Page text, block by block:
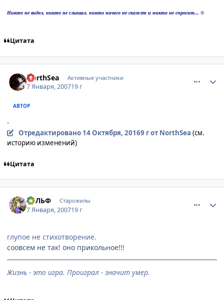
Никто не видел, никто не слышал, никто ничего не скажет и никто не спросит... ©
Цитата
NorthSea Активные участники
7 Января, 200719 г
АВТОР
-
Отредактировано 14 Октября, 20169 гот NorthSea (см.
историю изменений)
Цитата
БЭЛЬФ Старожилы
7 Января, 200719 г
глупое не стихотворение.
соовсем не так! оно прикольное!!!
Жизнь - это игра. Проиграл - значит умер.